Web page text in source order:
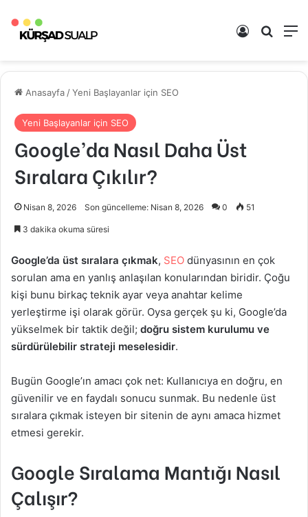
Kayıt Ol
Anasayfa /Yeni Başlayanlar için SEO
Yeni Başlayanlar için SEO
Google’da Nasıl Daha Üst
Sıralara Çıkılır?
Nisan 8, 2026 Son güncelleme: Nisan 8, 2026 0 51
3 dakika okuma süresi
Google’da üst sıralara çıkmak, SEO dünyasının en çok
sorulan ama en yanlış anlaşılan konularından biridir. Çoğu
kişi bunu birkaç teknik ayar veya anahtar kelime
yerleştirme işi olarak görür. Oysa gerçek şu ki, Google’da
yükselmek bir taktik değil; doğru sistem kurulumu ve
sürdürülebilir strateji meselesidir.
Bugün Google’ın amacı çok net: Kullanıcıya en doğru, en
güvenilir ve en faydalı sonucu sunmak. Bu nedenle üst
sıralara çıkmak isteyen bir sitenin de aynı amaca hizmet
etmesi gerekir.
Google Sıralama Mantığı Nasıl
Çalışır?